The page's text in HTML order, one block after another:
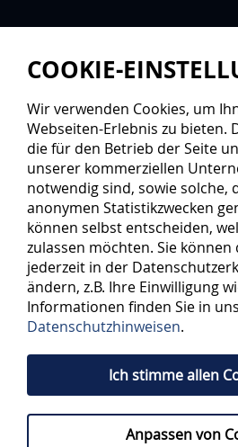
COOKIE-
Wir verwenden Cookies, um
Webseiten-Erlebnis zu bieten.
die für den Betrieb der Seite
unserer kommerziellen
notwendig sind, sowie solche,
anonymen Statistikzwecken
können selbst entscheiden,
zulassen möchten. Sie können
jederzeit in der
ändern, z.B. Ihre Einwilligung
Informationen finden Sie in
Datenschutzhinweisen.
Ich stimme allen
Anpassen von